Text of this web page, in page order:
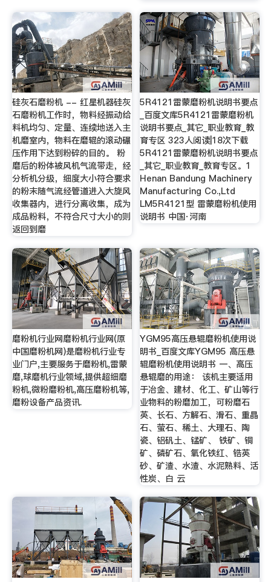
硅灰石磨粉机 -- 红星机器硅灰
石磨粉机工作时，物料经振动给
料机均匀、定量、连续地送入主
机磨室内，物料在磨辊的滚动碾
压作用下达到粉碎的目的。 粉
磨后的粉体被风机气流带走，经
分析机分级，细度大小符合要求
的粉末随气流经管道进入大旋风
收集器内，进行分离收集，成为
成品粉料，不符合尺寸大小的则
返回到磨
5R4121雷蒙磨粉机说明书要点
_百度文库5R4121雷蒙磨粉机
说明书要点_其它_职业教育_教
育专区 323人阅读|18次下载
5R4121雷蒙磨粉机说明书要点
_其它_职业教育_教育专区。1
Henan Bandung Machinery
Manufacturing Co.,Ltd
LM5R4121型 雷蒙磨粉机使用
说明书 中国·河南
磨粉机行业网磨粉机行业网(原
中国磨粉机网)是磨粉机行业专
业门户,主要服务于磨粉机,雷蒙
磨,球磨机行业领域,提供超细磨
粉机,微粉磨粉机,高压磨粉机等,
磨粉设备产品资讯.
YGM95高压悬辊磨粉机使用说
明书_百度文库YGM95 高压悬
辊磨粉机使用说明书 一、高压
悬辊磨的用途： 该机主要适用
于冶金、建材、化工、矿山等行
业物料的粉磨加工，可粉磨石
英、长石、方解石、滑石、重晶
石、萤石、稀土、大理石、陶
瓷、铝矾土、锰矿、 铁矿、铜
矿、磷矿石、氧化铁红、锆英
砂、矿渣、水渣、水泥熟料、活
性炭、白 云